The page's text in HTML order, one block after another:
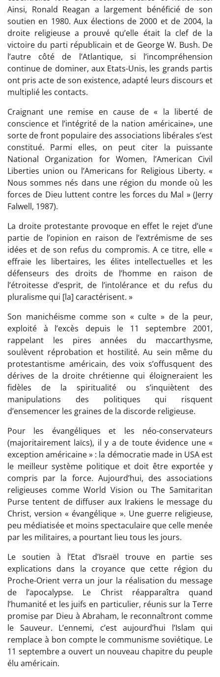
Ainsi, Ronald Reagan a largement bénéficié de son
soutien en 1980. Aux élections de 2000 et de 2004, la
droite religieuse a prouvé qu’elle était la clef de la
victoire du parti républicain et de George W. Bush. De
l’autre côté de l’Atlantique, si l’incompréhension
continue de dominer, aux Etats-Unis, les grands partis
ont pris acte de son existence, adapté leurs discours et
multiplié les contacts.
Craignant une remise en cause de « la liberté de
conscience et l’intégrité de la nation américaine», une
sorte de front populaire des associations libérales s’est
constitué. Parmi elles, on peut citer la puissante
National Organization for Women, l’American Civil
Liberties union ou l’Americans for Religious Liberty. «
Nous sommes nés dans une région du monde où les
forces de Dieu luttent contre les forces du Mal » (Jerry
Falwell, 1987).
La droite protestante provoque en effet le rejet d’une
partie de l’opinion en raison de l’extrémisme de ses
idées et de son refus du compromis. A ce titre, elle «
effraie les libertaires, les élites intellectuelles et les
défenseurs des droits de l’homme en raison de
l’étroitesse d’esprit, de l’intolérance et du refus du
pluralisme qui [la] caractérisent. »
Son manichéisme comme son « culte » de la peur,
exploité à l’excès depuis le 11 septembre 2001,
rappelant les pires années du maccarthysme,
soulèvent réprobation et hostilité. Au sein même du
protestantisme américain, des voix s’offusquent des
dérives de la droite chrétienne qui éloigneraient les
fidèles de la spiritualité ou s’inquiètent des
manipulations des politiques qui risquent
d’ensemencer les graines de la discorde religieuse.
Pour les évangéliques et les néo-conservateurs
(majoritairement laïcs), il y a de toute évidence une «
exception américaine » : la démocratie made in USA est
le meilleur système politique et doit être exportée y
compris par la force. Aujourd’hui, des associations
religieuses comme World Vision ou The Samitaritan
Purse tentent de diffuser aux Irakiens le message du
Christ, version « évangélique ». Une guerre religieuse,
peu médiatisée et moins spectaculaire que celle menée
par les militaires, a pourtant lieu tous les jours.
Le soutien à l’Etat d’Israël trouve en partie ses
explications dans la croyance que cette région du
Proche-Orient verra un jour la réalisation du message
de l’apocalypse. Le Christ réapparaîtra quand
l’humanité et les juifs en particulier, réunis sur la Terre
promise par Dieu à Abraham, le reconnaîtront comme
le Sauveur. L’ennemi, c’est aujourd’hui l’Islam qui
remplace à bon compte le communisme soviétique. Le
11 septembre a ouvert un nouveau chapitre du peuple
élu américain.